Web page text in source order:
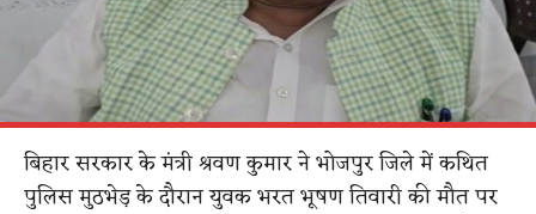
बिहार सरकार के मंत्री श्रवण कुमार ने भोजपुर जिले में कथित
पुलिस मुठभेड़ के दौरान युवक भरत भूषण तिवारी की मौत पर